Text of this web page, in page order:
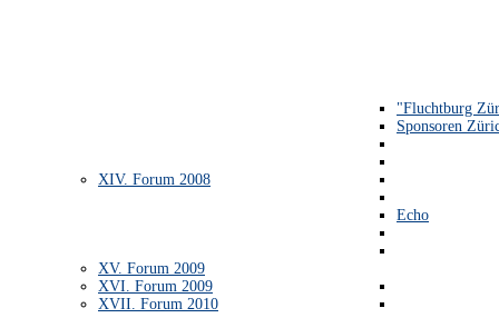
"Fluchtburg
Sponsoren
XIV. Forum 2008
Echo
XV. Forum 2009
XVI. Forum 2009
XVII. Forum 2010